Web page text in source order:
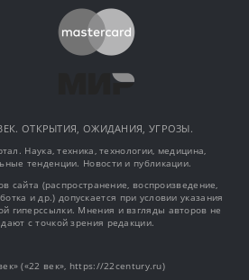
ВЕК. ОТКРЫТИЯ, ОЖИДАНИЯ, УГРОЗЫ.
Наука, техника, технологии, медицина,
тенденции. Новости и публикации.
сайта (распространение, воспроизведение,
и др.) допускается при условии указания
гиперссылки. Мнения и взгляды авторов не
с точкой зрения редакции.
(«22 век», https://22century.ru)